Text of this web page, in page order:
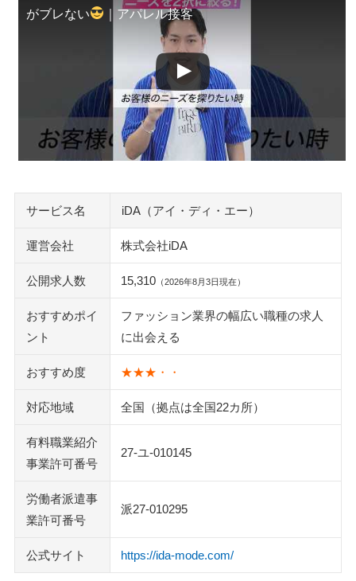
iDAの利用前によくある質問
派遣の待遇はどこまで期待できる？
給与の前払いはできる？
連絡がこない・電話が多いときはどうする？
iDAで紹介が進まない・なかなか決まらない理由
退会・連絡停止の手順と個人情報の扱い
まとめ｜ファッション・コスメ業界で働くなら、iDAは候補
iDA以外のおすすめ転職サービス
ワコールキャリアサービス
CREDENCE by doda（クリーデンス）
女の転職type
執筆者・監修者のmotoについて
がブレない
｜アパレル接客
サービス名 iDA（アイ・ディ・エー）
運営会社 株式会社iDA
公開求人数 15,310 （2026年8月3日現在）
おすすめポイ
ント
ファッション業界の幅広い職種の求人
に出会える
おすすめ度 ★★★・・
対応地域 全国（拠点は全国22カ所）
有料職業紹介
事業許可番号
27-ユ-010145
労働者派遣事
業許可番号
派27-010295
公式サイト https://ida-mode.com/